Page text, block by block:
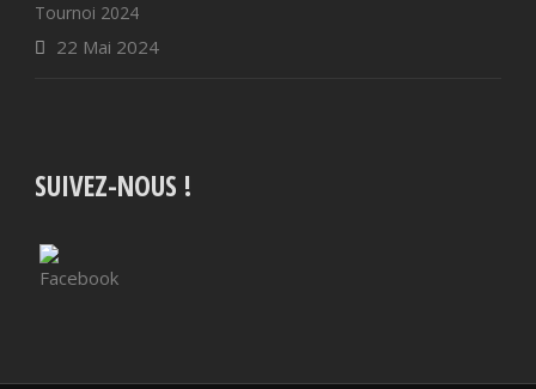
Tournoi 2024
22 Mai 2024
SUIVEZ-NOUS !